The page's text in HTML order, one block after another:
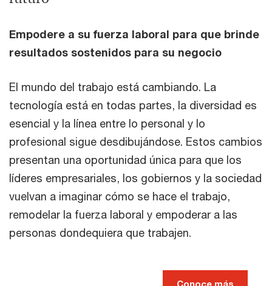
Empodere a su fuerza laboral para que brinde
resultados sostenidos para su negocio
El mundo del trabajo está cambiando. La
tecnología está en todas partes, la diversidad es
esencial y la línea entre lo personal y lo
profesional sigue desdibujándose. Estos cambios
presentan una oportunidad única para que los
líderes empresariales, los gobiernos y la sociedad
vuelvan a imaginar cómo se hace el trabajo,
remodelar la fuerza laboral y empoderar a las
personas dondequiera que trabajen.